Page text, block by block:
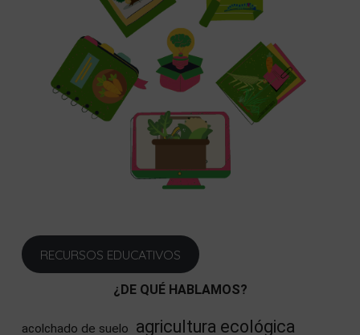
RECURSOS EDUCATIVOS
¿DE QUÉ HABLAMOS?
acolchado de suelo agricultura ecológica